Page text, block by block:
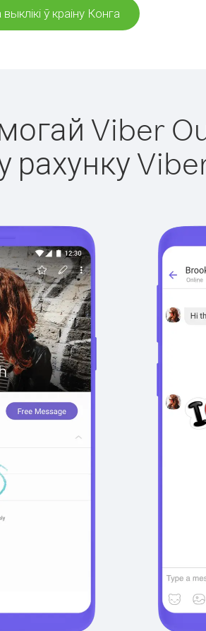
ў краіну Конга
Viber
рахунку